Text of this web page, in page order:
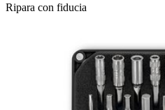
Ripara con fiducia